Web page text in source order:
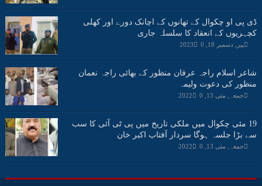
ڈی پی او چکوال کے تھانوں کے اچانک دورے اور کھلی
کچہریوں کے انعقاد کا سلسلہ جاری
پیر, دسمبر 18, 2023 0
شاعر اسلام راجہ عرفان منظور کے بھائی راجہ نعمان
منظور کی دعوت ولیمہ
جمعہ, مئی 13, 2022 0
19 مئی چکوال میں ملکی تاریخ میں پی ٹی آئی کا سب
سے بڑا جلسہ ہوگا سردار آفتاب اکبر خان
جمعہ, مئی 13, 2022 0